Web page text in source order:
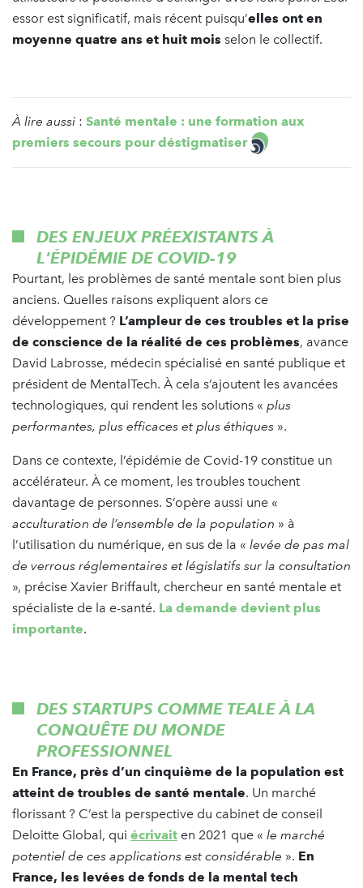
essor est significatif, mais récent puisqu’elles ont en
moyenne quatre ans et huit mois selon le collectif.
À lire aussi : Santé mentale : une formation aux
premiers secours pour déstigmatiser
DES ENJEUX PRÉEXISTANTS À
L'ÉPIDÉMIE DE COVID-19
Pourtant, les problèmes de santé mentale sont bien plus
anciens. Quelles raisons expliquent alors ce
développement ? L’ampleur de ces troubles et la prise
de conscience de la réalité de ces problèmes, avance
David Labrosse, médecin spécialisé en santé publique et
président de MentalTech. À cela s’ajoutent les avancées
technologiques, qui rendent les solutions « plus
performantes, plus efficaces et plus éthiques ».
Dans ce contexte, l’épidémie de Covid-19 constitue un
accélérateur. À ce moment, les troubles touchent
davantage de personnes. S’opère aussi une «
acculturation de l’ensemble de la population » à
l’utilisation du numérique, en sus de la « levée de pas mal
de verrous réglementaires et législatifs sur la consultation
», précise Xavier Briffault, chercheur en santé mentale et
spécialiste de la e-santé. La demande devient plus
importante.
DES STARTUPS COMME TEALE À LA
CONQUÊTE DU MONDE
PROFESSIONNEL
En France, près d’un cinquième de la population est
atteint de troubles de santé mentale. Un marché
florissant ? C’est la perspective du cabinet de conseil
Deloitte Global, qui écrivait en 2021 que « le marché
potentiel de ces applications est considérable ». En
France, les levées de fonds de la mental tech